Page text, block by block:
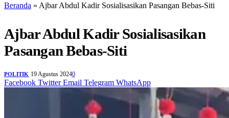
Beranda » Ajbar Abdul Kadir Sosialisasikan Pasangan Bebas-Siti
Ajbar Abdul Kadir Sosialisasikan
Pasangan Bebas-Siti
POLITIK 19 Agustus 20240
Facebook Twitter Email Telegram WhatsApp